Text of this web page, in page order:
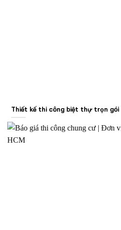
Thiết kế thi công biệt thự trọn gói